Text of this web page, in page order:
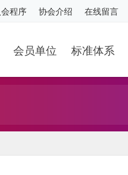
会程序 协会介绍 在线留言
会员单位 标准体系